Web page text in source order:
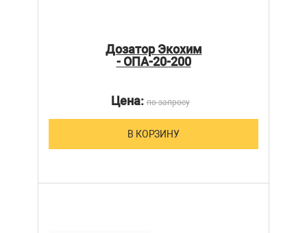
Дозатор Экохим
- ОПА-20-200
Цена:по запросу
В КОРЗИНУ